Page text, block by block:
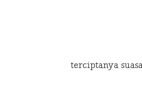
terciptanya